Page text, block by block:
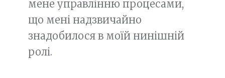
мене управлінню процесами,
що мені надзвичайно
знадобилося в моїй нинішній
ролі.